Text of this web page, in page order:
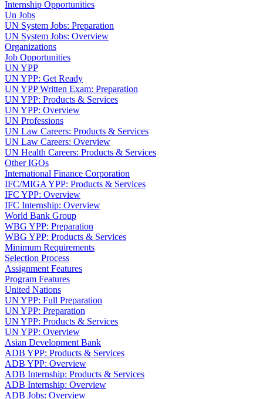
Internship Opportunities
Un Jobs
UN System Jobs: Preparation
UN System Jobs: Overview
Organizations
Job Opportunities
UN YPP
UN YPP: Get Ready
UN YPP Written Exam: Preparation
UN YPP: Products & Services
UN YPP: Overview
UN Professions
UN Law Careers: Products & Services
UN Law Careers: Overview
UN Health Careers: Products & Services
Other IGOs
International Finance Corporation
IFC/MIGA YPP: Products & Services
IFC YPP: Overview
IFC Internship: Overview
World Bank Group
WBG YPP: Preparation
WBG YPP: Products & Services
Minimum Requirements
Selection Process
Assignment Features
Program Features
United Nations
UN YPP: Full Preparation
UN YPP: Preparation
UN YPP: Products & Services
UN YPP: Overview
Asian Development Bank
ADB YPP: Products & Services
ADB YPP: Overview
ADB Internship: Products & Services
ADB Internship: Overview
ADB Jobs: Overview